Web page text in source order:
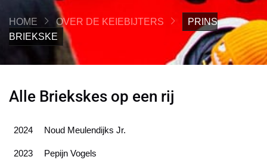
HOME OVER DE KEIEBIJTERS
PRINS
BRIEKSKE
Alle Briekskes op een rij
2024 Noud Meulendijks Jr.
2023 Pepijn Vogels